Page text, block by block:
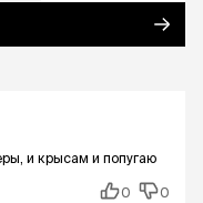
и крысам и попугаю
0
0